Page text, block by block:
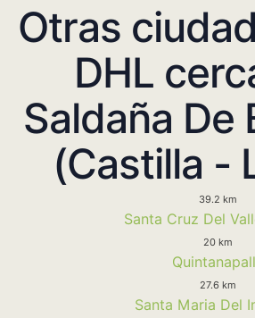
Otras
DHL
Saldaña De
(Castilla -
39.2 km
Santa Cruz Del
20 km
27.6 km
Santa Maria Del